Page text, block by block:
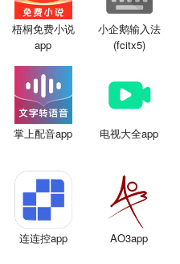
梧桐免费小说
app
小企鹅输入法
(fcitx5)
掌上配音app 电视大全app
连连控app AO3app